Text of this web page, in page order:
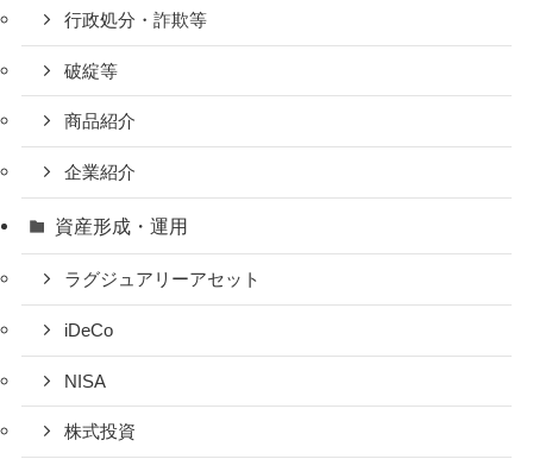
行政処分・詐欺等
破綻等
商品紹介
企業紹介
資産形成・運用
ラグジュアリーアセット
iDeCo
NISA
株式投資